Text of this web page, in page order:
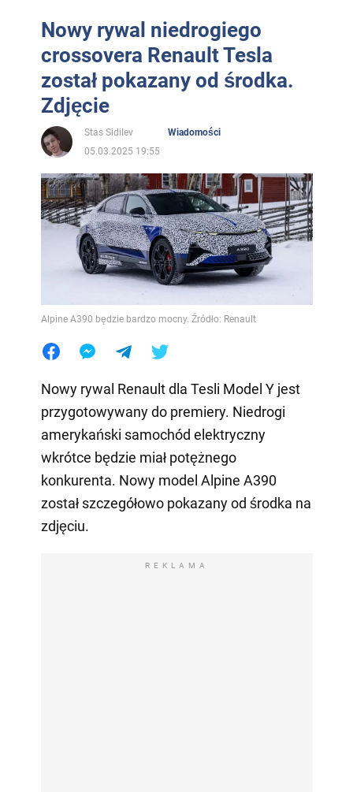
Nowy rywal niedrogiego
crossovera Renault Tesla
został pokazany od środka.
Zdjęcie
Stas Sidilev
Wiadomości
05.03.2025 19:55
Alpine A390 będzie bardzo mocny. Źródło: Renault
Nowy rywal Renault dla Tesli Model Y jest
przygotowywany do premiery. Niedrogi
amerykański samochód elektryczny
wkrótce będzie miał potężnego
konkurenta. Nowy model Alpine A390
został szczegółowo pokazany od środka na
zdjęciu.
REKLAMA